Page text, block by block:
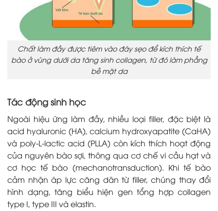
Chất làm đầy được tiêm vào đáy sẹo để kích thích tế
bào ở vùng dưới da tăng sinh collagen, từ đó làm phẳng
bề mặt da
Tác động sinh học
Ngoài hiệu ứng làm đầy, nhiều loại filler, đặc biệt là
acid hyaluronic (HA), calcium hydroxyapatite (CaHA)
và poly-L-lactic acid (PLLA) còn kích thích hoạt động
của nguyên bào sợi, thông qua cơ chế vi cầu hạt và
cơ học tế bào (mechanotransduction). Khi tế bào
cảm nhận áp lực căng dãn từ filler, chúng thay đổi
hình dạng, tăng biểu hiện gen tổng hợp collagen
type I, type III và elastin.